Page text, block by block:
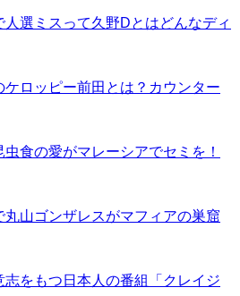
選ミスって久野Dとはどんなディ
ケロッピー前田とは？カウンター
食の愛がマレーシアでセミを！
丸山ゴンザレスがマフィアの巣窟
をもつ日本人の番組「クレイジ